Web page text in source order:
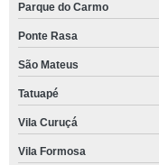
Parque do Carmo
Ponte Rasa
São Mateus
Tatuapé
Vila Curuçá
Vila Formosa